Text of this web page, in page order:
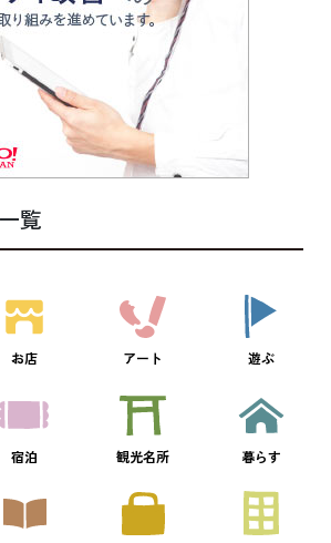
覧
お店 アート 遊ぶ
宿泊 観光名所 暮らす